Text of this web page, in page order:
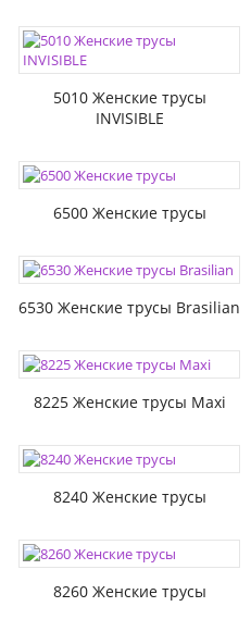
5010 Женские трусы
INVISIBLE
6500 Женские трусы
6530 Женские трусы Brasilian
8225 Женские трусы Maxi
8240 Женские трусы
8260 Женские трусы